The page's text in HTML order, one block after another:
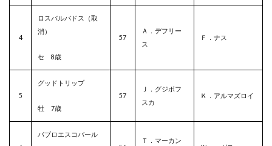
4
ロスバルバドス（取
消）
セ 8歳
57
Ａ．デフリー
ス
Ｆ．ナス
5
グッドトリップ
牡 7歳
57
Ｊ．グジボフ
スカ
Ｋ．アルマズロイ
パブロエスコバール
Ｔ．マーカン